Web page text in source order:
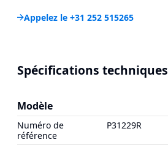
Appelez le +31 252 515265
Spécifications techniques
Modèle
Numéro de
référence
P31229R